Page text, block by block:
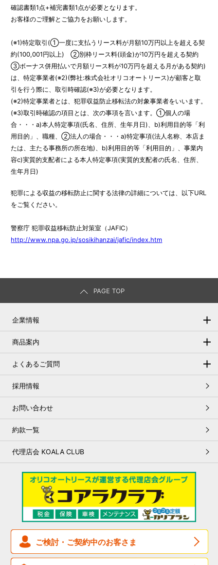
確認書類1点+補完書類1点が必要となります。
お客様のご理解とご協力をお願いします。
(※1)特定取引(①一度に支払うリース料が月額10万円以上を超える契
約(100,001円以上) ②別枠リース料(頭金)が10万円を超える契約
③ボーナス併用払いで月額リース料が10万円を超える月がある契約)
は、特定事業者(※2)(弊社:株式会社オリコオートリース)が顧客と取
引を行う際に、取引時確認(※3)が必要となります。
(※2)特定事業者とは、犯罪収益防止移転法の対象事業者をいいます。
(※3)取引時確認の項目とは、次の事項を言います。①個人の場
合・・・a)本人特定事項(氏名、住所、生年月日)、b)利用目的等「利
用目的」、職種、②法人の場合・・・a)特定事項(法人名称、本店ま
たは、主たる事務所の所在地)、b)利用目的等「利用目的」、事業内
容c)実質的支配者による本人特定事項(実質的支配者の氏名、住所、
生年月日)
犯罪による収益の移転防止に関する法律の詳細については、以下URL
をご覧ください。
警察庁 犯罪収益移転防止対策室（JAFIC）
http://www.npa.go.jp/sosikihanzai/jafic/index.htm
PAGE TOP
企業情報
トップメッセージ
会社概要
お客さま本位の基本方針
人権基本方針
環境基本方針
個人情報保護方針
リスク管理基本方針
女性活躍推進について
マネー・ローンダリング、テロ資金供与および拡散金融防止
のための基本方針
反社会的勢力に対する基本方針
健康経営基本方針
商品案内
オートリースとは
残存価格の設定
オートリースのメリット
よくあるご質問
オートリースについて
メンテナンスについて
変更について
書類について
お支払いについて
契約期間中について
契約終了後について
税金・保険について
採用情報
お問い合わせ
約款一覧
代理店会 KOALA CLUB
ご検討・ご契約中のお客さま